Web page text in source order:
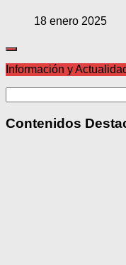
18 enero 2025
Información y
Contenidos